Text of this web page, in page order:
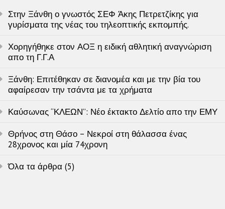
Στην Ξάνθη ο γνωστός ΣΕΦ Άκης Πετρετζίκης για
γυρίσματα της νέας του τηλεοπτικής εκπομπής.
Χορηγήθηκε στον ΑΟΞ η ειδική αθλητική αναγνώριση
απο τη Γ.Γ.Α
Ξάνθη: Επιτέθηκαν σε διανομέα και με την βία του
αφαίρεσαν την τσάντα με τα χρήματα
Καύσωνας “ΚΛΕΩΝ”: Νέο έκτακτο Δελτίο απο την ΕΜΥ
Θρήνος στη Θάσο – Νεκροί στη θάλασσα ένας
28χρονος και μία 74χρονη
Όλα τα άρθρα (5)